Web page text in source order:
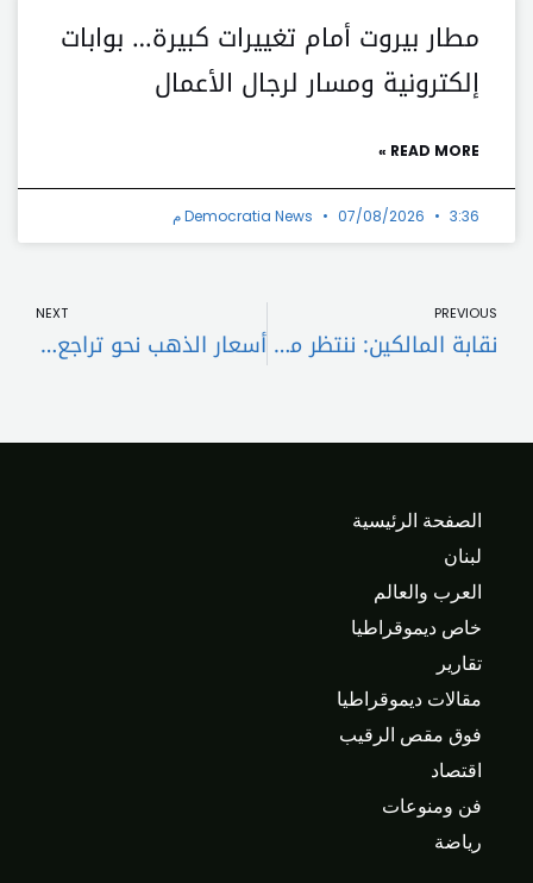
مطار بيروت أمام تغييرات كبيرة… بوابات
إلكترونية ومسار لرجال الأعمال
READ MORE »
Democratia News 07/08/2026 3:36 م
PREVIOUS
نقابة المالكين: ننتظر من الكتل النيابية منع ارتكاب مخالفة دستورية
NEXT
أسعار الذهب نحو تراجع جديد
الصفحة الرئيسية
لبنان
العرب والعالم
خاص ديموقراطيا
تقارير
مقالات ديموقراطيا
فوق مقص الرقيب
اقتصاد
فن ومنوعات
رياضة